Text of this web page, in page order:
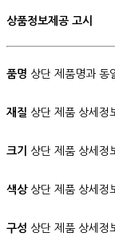
상품정보제공 고시
품명 상단 제품명과 동
재질 상단 제품 상세정
크기 상단 제품 상세정
색상상단 제품 상세정
구성 상단 제품 상세정